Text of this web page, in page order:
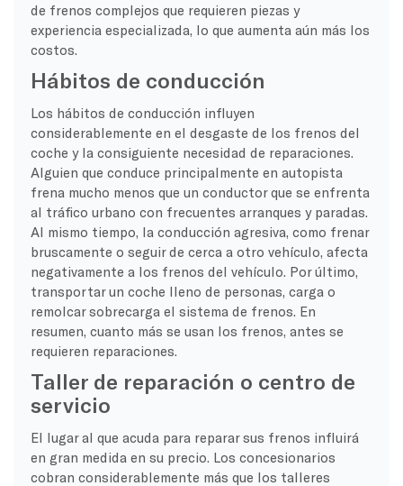
de frenos complejos que requieren piezas y
experiencia especializada, lo que aumenta aún más los
costos.
Hábitos de conducción
Los hábitos de conducción influyen
considerablemente en el desgaste de los frenos del
coche y la consiguiente necesidad de reparaciones.
Alguien que conduce principalmente en autopista
frena mucho menos que un conductor que se enfrenta
al tráfico urbano con frecuentes arranques y paradas.
Al mismo tiempo, la conducción agresiva, como frenar
bruscamente o seguir de cerca a otro vehículo, afecta
negativamente a los frenos del vehículo. Por último,
transportar un coche lleno de personas, carga o
remolcar sobrecarga el sistema de frenos. En
resumen, cuanto más se usan los frenos, antes se
requieren reparaciones.
Taller de reparación o centro de
servicio
El lugar al que acuda para reparar sus frenos influirá
en gran medida en su precio. Los concesionarios
cobran considerablemente más que los talleres